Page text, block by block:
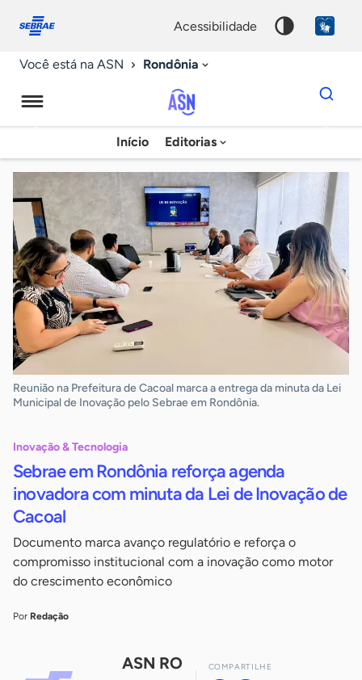
conosco
acessibilidade
Você está na ASN Rondônia
Agência
Sebrae
de
Notícias
Início Editorias
Dados
para
chave
Reunião na Prefeitura de Cacoal marca a entrega da minuta da Lei
Municipal de Inovação pelo Sebrae em Rondônia.
Inovação & Tecnologia
Sebrae em Rondônia reforça agenda
inovadora com minuta da Lei de Inovação de
Cacoal
Documento marca avanço regulatório e reforça o
compromisso institucional com a inovação como motor
do crescimento econômico
Por Redação
ASN RO COMPARTILHE